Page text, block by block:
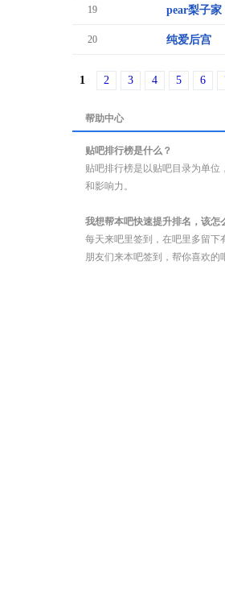
19 pear梨子家
20 纯爱后宫
1 2 3 4 5 6
帮助中心
贴吧排行榜是什么？
贴吧排行榜是以贴吧目录为单
和影响力。
我想帮本吧快速提升排名，该怎
每天来吧里签到，在吧里多留下
朋友们来本吧签到，帮你喜欢的